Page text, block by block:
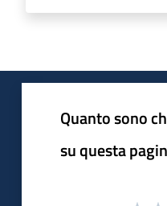
Quanto sono
su questa